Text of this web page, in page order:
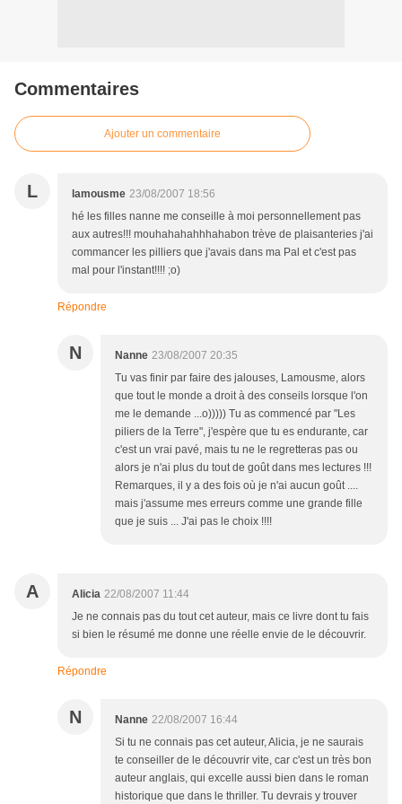
Commentaires
Ajouter un commentaire
L lamousme 23/08/2007 18:56
hé les filles nanne me conseille à moi personnellement pas
aux autres!!! mouhahahahhhahabon trève de plaisanteries j'ai
commancer les pilliers que j'avais dans ma Pal et c'est pas
mal pour l'instant!!!! ;o)
Répondre
N Nanne 23/08/2007 20:35
Tu vas finir par faire des jalouses, Lamousme, alors
que tout le monde a droit à des conseils lorsque l'on
me le demande ...o))))) Tu as commencé par "Les
piliers de la Terre", j'espère que tu es endurante, car
c'est un vrai pavé, mais tu ne le regretteras pas ou
alors je n'ai plus du tout de goût dans mes lectures !!!
Remarques, il y a des fois où je n'ai aucun goût ....
mais j'assume mes erreurs comme une grande fille
que je suis ... J'ai pas le choix !!!!
A Alicia 22/08/2007 11:44
Je ne connais pas du tout cet auteur, mais ce livre dont tu fais
si bien le résumé me donne une réelle envie de le découvrir.
Répondre
N Nanne 22/08/2007 16:44
Si tu ne connais pas cet auteur, Alicia, je ne saurais
te conseiller de le découvrir vite, car c'est un très bon
auteur anglais, qui excelle aussi bien dans le roman
historique que dans le thriller. Tu devrais y trouver